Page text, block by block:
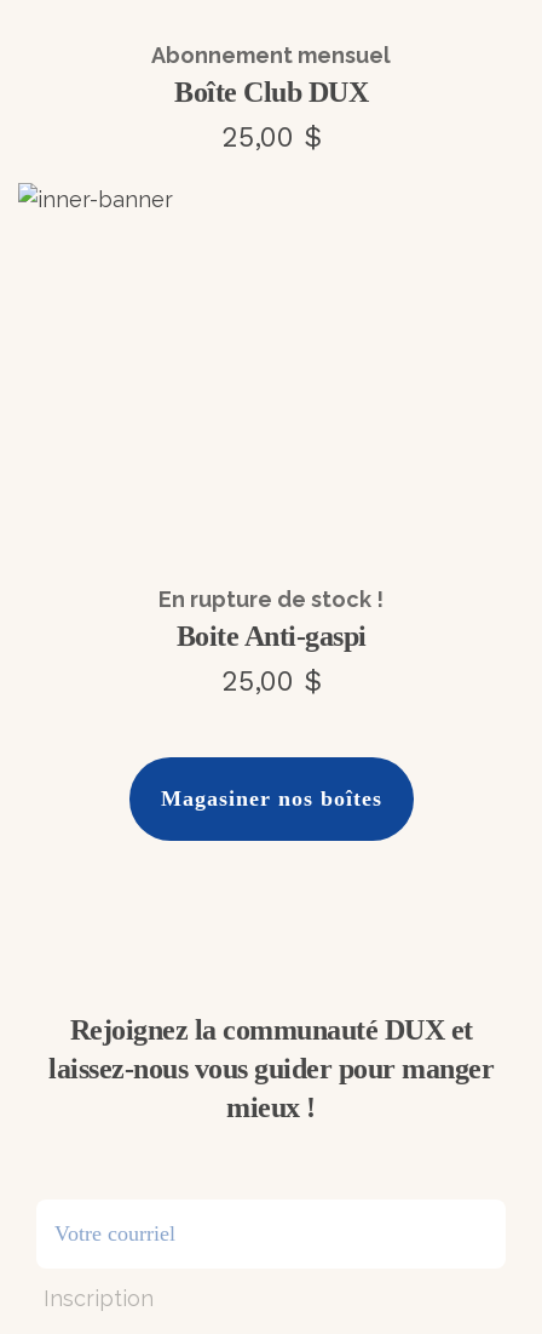
Abonnement mensuel
Boîte Club DUX
25,00 $
En rupture de stock !
Boite Anti-gaspi
25,00 $
Magasiner nos boîtes
Rejoignez la communauté DUX et
laissez-nous vous guider pour manger
mieux !
Inscription